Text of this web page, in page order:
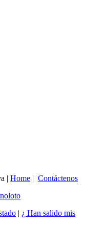
| Home | Contáctenos
| ¿ Han salido mis